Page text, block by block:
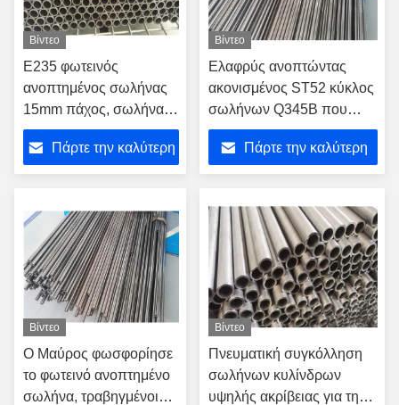
Βίντεο
E235 φωτεινός
ανοπτημένος σωλήνας
15mm πάχος, σωλήνας
χάλυβα διαμέτρων E355
120mm εξωτερικός
Πάρτε την καλύτερη
Βίντεο
Ελαφρύς ανοπτώντας
ακονισμένος ST52 κύκλος
σωλήνων Q345B που
γυαλίζεται για την
αυτόματη συσκευή
οδήγησης
Πάρτε την καλύτερη
Βίντεο
Ο Μαύρος φωσφορίησε
το φωτεινό ανοπτημένο
σωλήνα, τραβηγμένοι
Βίντεο
Πνευματική συγκόλληση
σωλήνων κυλίνδρων
υψηλής ακρίβειας για την